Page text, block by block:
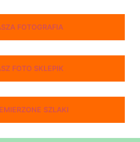
FOTOGRAFIA
FOTO SKLEPIK
SZLAKI